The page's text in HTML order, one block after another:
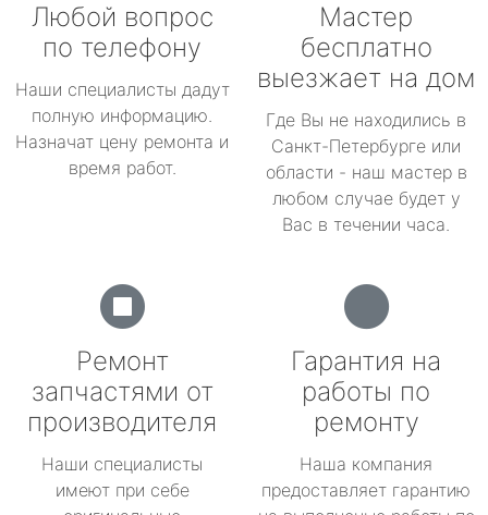
Любой вопрос
по телефону
Наши специалисты дадут
полную информацию.
Назначат цену ремонта и
время работ.
Мастер
бесплатно
выезжает на дом
Где Вы не находились в
Санкт-Петербурге или
области - наш мастер в
любом случае будет у
Вас в течении часа.
Ремонт
запчастями от
производителя
Наши специалисты
имеют при себе
Гарантия на
работы по
ремонту
Наша компания
предоставляет гарантию